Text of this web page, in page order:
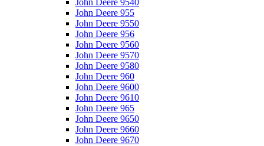
John Deere 9540
John Deere 955
John Deere 9550
John Deere 956
John Deere 9560
John Deere 9570
John Deere 9580
John Deere 960
John Deere 9600
John Deere 9610
John Deere 965
John Deere 9650
John Deere 9660
John Deere 9670